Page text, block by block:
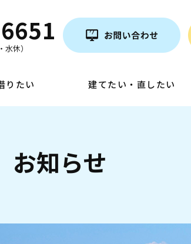
休）
りたい 建てたい・直したい
お知らせ